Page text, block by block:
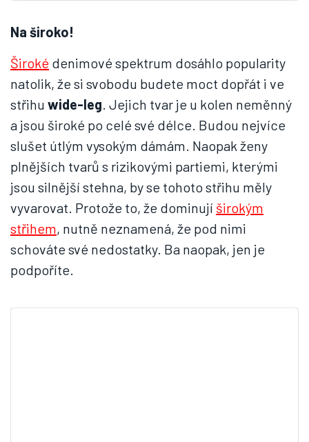
Na široko!
Široké denimové spektrum dosáhlo popularity
natolik, že si svobodu budete moct dopřát i ve
střihu wide-leg. Jejich tvar je u kolen neměnný
a jsou široké po celé své délce. Budou nejvíce
slušet útlým vysokým dámám. Naopak ženy
plnějších tvarů s rizikovými partiemi, kterými
jsou silnější stehna, by se tohoto střihu měly
vyvarovat. Protože to, že dominují širokým
střihem, nutně neznamená, že pod nimi
schováte své nedostatky. Ba naopak, jen je
podpoříte.